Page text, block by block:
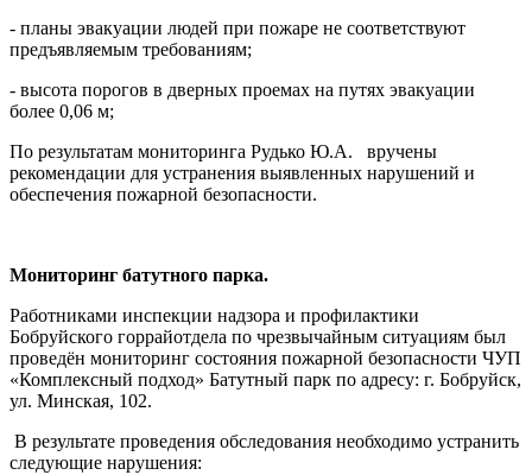
- планы эвакуации людей при пожаре не соответствуют
предъявляемым требованиям;
- высота порогов в дверных проемах на путях эвакуации
более 0,06 м;
По результатам мониторинга Рудько Ю.А. вручены
рекомендации для устранения выявленных нарушений и
обеспечения пожарной безопасности.
Мониторинг батутного парка.
Работниками инспекции надзора и профилактики
Бобруйского горрайотдела по чрезвычайным ситуациям был
проведён мониторинг состояния пожарной безопасности ЧУП
«Комплексный подход» Батутный парк по адресу: г. Бобруйск,
ул. Минская, 102.
В результате проведения обследования необходимо устранить
следующие нарушения: